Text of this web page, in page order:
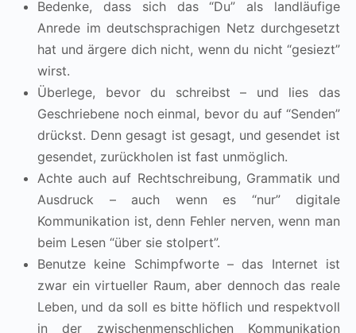
Bedenke, dass sich das “Du” als landläufige
Anrede im deutschsprachigen Netz durchgesetzt
hat und ärgere dich nicht, wenn du nicht “gesiezt”
wirst.
Überlege, bevor du schreibst – und lies das
Geschriebene noch einmal, bevor du auf “Senden”
drückst. Denn gesagt ist gesagt, und gesendet ist
gesendet, zurückholen ist fast unmöglich.
Achte auch auf Rechtschreibung, Grammatik und
Ausdruck – auch wenn es “nur” digitale
Kommunikation ist, denn Fehler nerven, wenn man
beim Lesen “über sie stolpert”.
Benutze keine Schimpfworte – das Internet ist
zwar ein virtueller Raum, aber dennoch das reale
Leben, und da soll es bitte höflich und respektvoll
in der zwischenmenschlichen Kommunikation